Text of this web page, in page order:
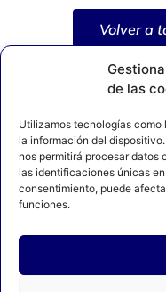
de las
Utilizamos tecnologías como
la información del
nos permitirá procesar datos
las identificaciones únicas
consentimiento, puede
funciones.
Volver a